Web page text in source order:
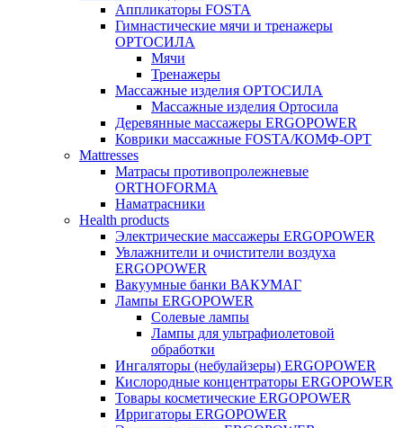
Аппликаторы FOSTA
Гимнастические мячи и тренажеры
ОРТОСИЛА
Мячи
Тренажеры
Массажные изделия ОРТОСИЛА
Массажные изделия Ортосила
Деревянные массажеры ERGOPOWER
Коврики массажные FOSTA/КОМФ-ОРТ
Мattresses
Матрасы противопролежневые
ORTHOFORMA
Наматрасники
Health products
Электрические массажеры ERGOPOWER
Увлажнители и очистители воздуха
ERGOPOWER
Вакуумные банки ВАКУМАГ
Лампы ERGOPOWER
Солевые лампы
Лампы для ультрафиолетовой
обработки
Ингаляторы (небулайзеры) ERGOPOWER
Кислородные концентраторы ERGOPOWER
Товары косметические ERGOPOWER
Ирригаторы ERGOPOWER